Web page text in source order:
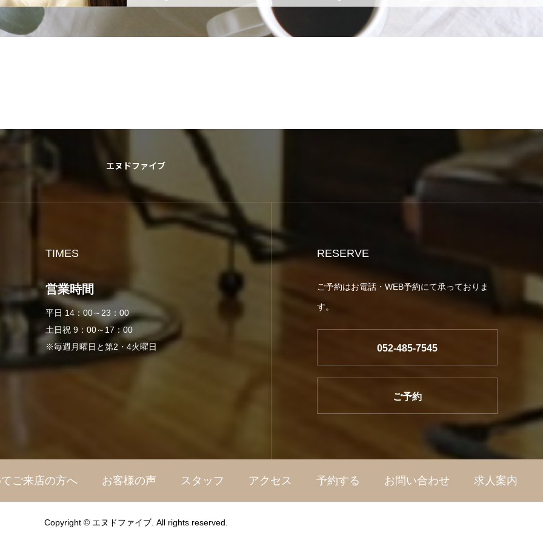
エヌドファイブ
TIMES
営業時間
平日 14：00～23：00
土日祝 9：00～17：00
※毎週月曜日と第2・4火曜日
RESERVE
ご予約はお電話・WEB予約にて承っておりま
す。
052-485-7545
ご予約
ご来店の方へ お客様の声 スタッフ アクセス 予約する お問い合わせ 求人案内
Copyright © エヌドファイブ. All rights reserved.